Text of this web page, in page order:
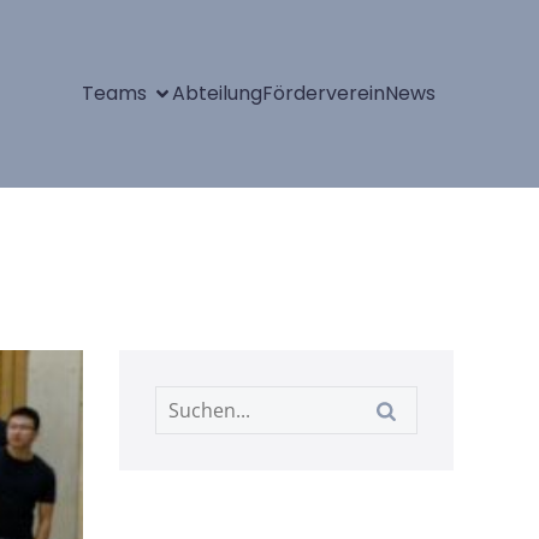
Teams AbteilungFördervereinNews